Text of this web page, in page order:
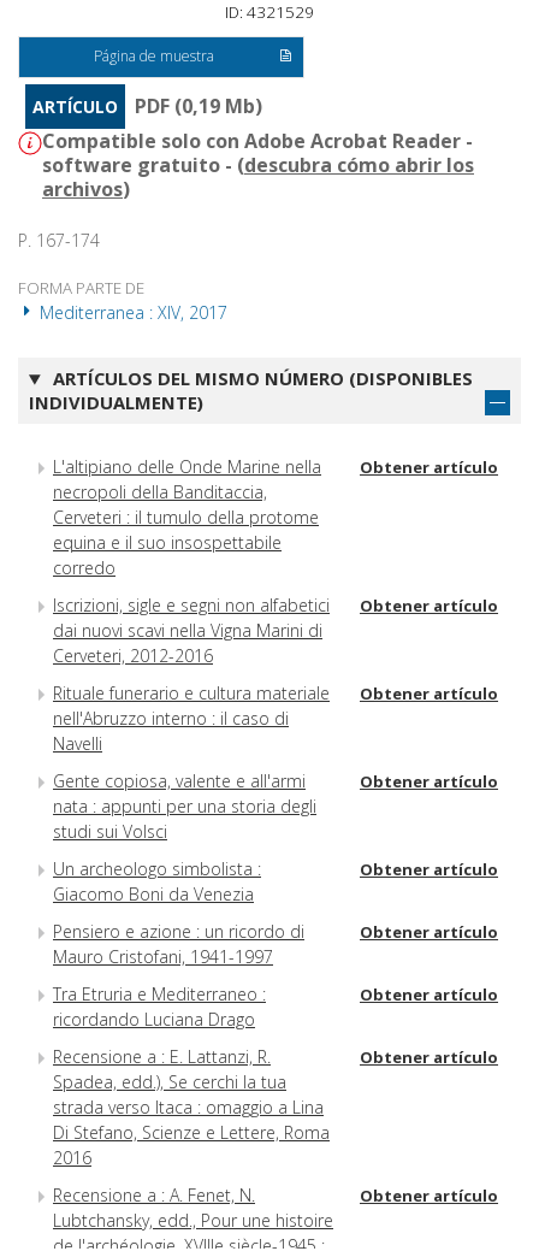
ID: 4321529
Página de muestra
ARTÍCULO
PDF (0,19 Mb)
Compatible solo con Adobe Acrobat Reader -
software gratuito - (descubra cómo abrir los
archivos)
P. 167-174
FORMA PARTE DE
Mediterranea : XIV, 2017
ARTÍCULOS DEL MISMO NÚMERO (DISPONIBLES
INDIVIDUALMENTE)
L'altipiano delle Onde Marine nella
necropoli della Banditaccia,
Cerveteri : il tumulo della protome
equina e il suo insospettabile
corredo
Obtener artículo
Iscrizioni, sigle e segni non alfabetici
dai nuovi scavi nella Vigna Marini di
Cerveteri, 2012-2016
Obtener artículo
Rituale funerario e cultura materiale
nell'Abruzzo interno : il caso di
Navelli
Obtener artículo
Gente copiosa, valente e all'armi
nata : appunti per una storia degli
studi sui Volsci
Obtener artículo
Un archeologo simbolista :
Giacomo Boni da Venezia
Obtener artículo
Pensiero e azione : un ricordo di
Mauro Cristofani, 1941-1997
Obtener artículo
Tra Etruria e Mediterraneo :
ricordando Luciana Drago
Obtener artículo
Recensione a : E. Lattanzi, R.
Spadea, edd.), Se cerchi la tua
strada verso Itaca : omaggio a Lina
Di Stefano, Scienze e Lettere, Roma
2016
Obtener artículo
Recensione a : A. Fenet, N.
Lubtchansky, edd., Pour une histoire
de l'archéologie, XVIIIe siècle-1945 :
Obtener artículo